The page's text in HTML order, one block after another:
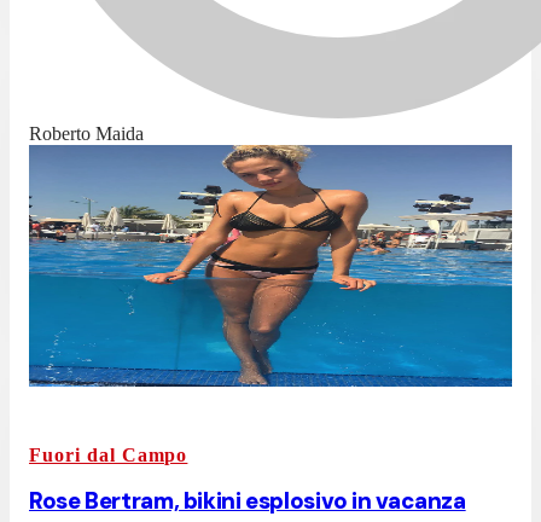
Roberto Maida
Fuori dal Campo
Rose Bertram, bikini esplosivo in vacanza